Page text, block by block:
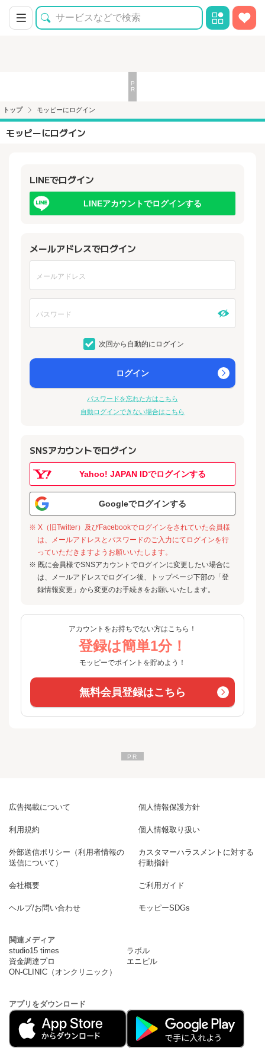
トップ モッピーにログイン
モッピーにログイン
LINEでログイン
LINEアカウントでログインする
メールアドレスでログイン
次回から自動的にログイン
ログイン
パスワードを忘れた方はこちら
自動ログインできない場合はこちら
SNSアカウントでログイン
Yahoo! JAPAN IDでログインする
Googleでログインする
※ X（旧Twitter）及びFacebookでログインをされていた会員様
は、メールアドレスとパスワードのご入力にてログインを行
っていただきますようお願いいたします。
※ 既に会員様でSNSアカウントでログインに変更したい場合に
は、メールアドレスでログイン後、トップページ下部の「登
録情報変更」から変更のお手続きをお願いいたします。
アカウントをお持ちでない方はこちら！
登録は簡単1分！
モッピーでポイントを貯めよう！
無料会員登録はこちら
広告掲載について 個人情報保護方針
利用規約 個人情報取り扱い
外部送信ポリシー（利用者情報の
送信について）
カスタマーハラスメントに対する
行動指針
会社概要 ご利用ガイド
ヘルプ/お問い合わせ モッピーSDGs
関連メディア
studio15 times
ラボル
資金調達プロ
エニピル
ON-CLINIC（オンクリニック）
アプリをダウンロード